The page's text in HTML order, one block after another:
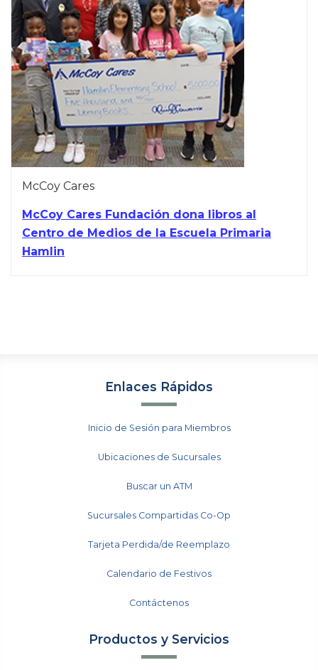
McCoy Cares
McCoy Cares Fundación dona libros al
Centro de Medios de la Escuela Primaria
Hamlin
Enlaces Rápidos
Inicio de Sesión para Miembros
Ubicaciones de Sucursales
Buscar un ATM
Sucursales Compartidas Co-Op
Tarjeta Perdida/de Reemplazo
Calendario de Festivos
Contáctenos
Productos y Servicios